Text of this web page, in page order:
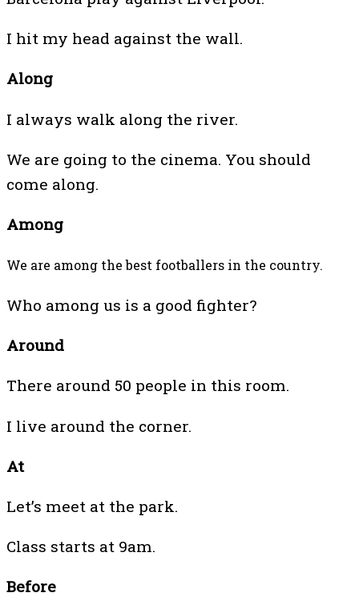
I hit my head against the wall.
Along
I always walk along the river.
We are going to the cinema. You should
come along.
Among
We are among the best footballers in the country.
Who among us is a good fighter?
Around
There around 50 people in this room.
I live around the corner.
At
Let’s meet at the park.
Class starts at 9am.
Before